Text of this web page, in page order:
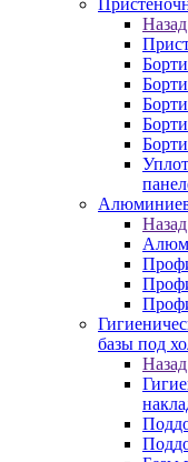
Назад
Назад
базы под
Назад